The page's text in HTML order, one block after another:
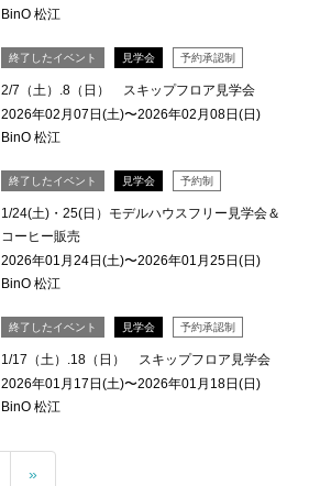
BinO 松江
終了したイベント 見学会 予約承認制
2/7（土）.8（日） スキップフロア見学会
2026年02月07日(土)〜2026年02月08日(日)
BinO 松江
終了したイベント 見学会 予約制
1/24(土)・25(日）モデルハウスフリー見学会＆
コーヒー販売
2026年01月24日(土)〜2026年01月25日(日)
BinO 松江
終了したイベント 見学会 予約承認制
1/17（土）.18（日） スキップフロア見学会
2026年01月17日(土)〜2026年01月18日(日)
BinO 松江
»